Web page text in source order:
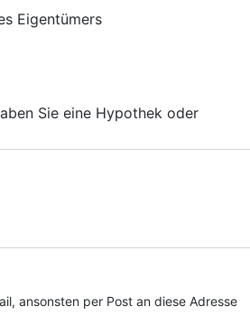
Eigentümers
Sie eine Hypothek oder
ansonsten per Post an diese Adresse